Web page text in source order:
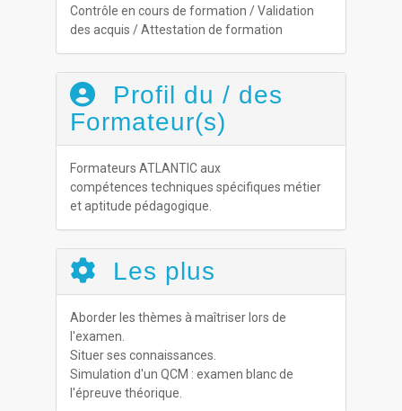
Contrôle en cours de formation / Validation
des acquis / Attestation de formation
Profil du / des
Formateur(s)
Formateurs ATLANTIC aux
compétences techniques spécifiques métier
et aptitude pédagogique.
Les plus
Aborder les thèmes à maîtriser lors de
l'examen.
Situer ses connaissances.
Simulation d'un QCM : examen blanc de
l'épreuve théorique.